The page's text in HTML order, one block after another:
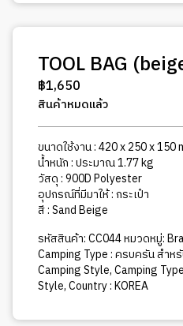
TOOL BAG
฿1,650
สินค้าหมดแล้ว
ขนาดใช้งาน : 420 x 250 x 150
น้ำหนัก : ประมาณ 1.77 kg
วัสดุ : 900D Polyester
อุปกรณ์ที่มีมาให้ : กระเป๋า
สี : Sand Beige
รหัสสินค้า:CC044หมวดหมู่:
Camping Type : ครบครัน สำห
Camping Style,Camping
Style,Country : KOREA